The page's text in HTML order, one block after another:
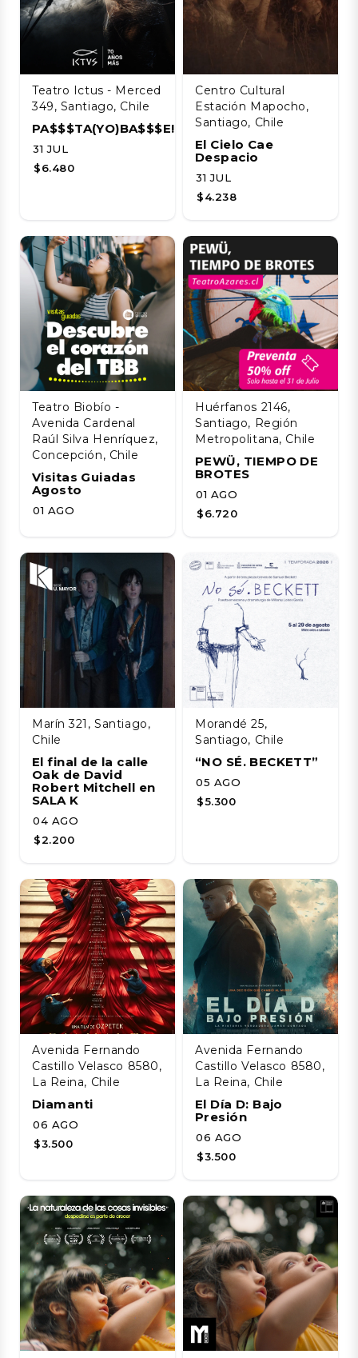
Teatro Ictus - Merced
349, Santiago, Chile
PA$$$TA(YO)BA$$$E!!!!
31 JUL
$6.480
Centro Cultural
Estación Mapocho,
Santiago, Chile
El Cielo Cae
Despacio
31 JUL
$4.238
Teatro Biobío -
Avenida Cardenal
Raúl Silva Henríquez,
Concepción, Chile
Visitas Guiadas
Agosto
01 AGO
Huérfanos 2146,
Santiago, Región
Metropolitana, Chile
PEWÜ, TIEMPO DE
BROTES
01 AGO
$6.720
Marín 321, Santiago,
Chile
El final de la calle
Oak de David
Robert Mitchell en
SALA K
04 AGO
$2.200
Morandé 25,
Santiago, Chile
“NO SÉ. BECKETT”
05 AGO
$5.300
Avenida Fernando
Castillo Velasco 8580,
La Reina, Chile
Diamanti
06 AGO
$3.500
Avenida Fernando
Castillo Velasco 8580,
La Reina, Chile
El Día D: Bajo
Presión
06 AGO
$3.500